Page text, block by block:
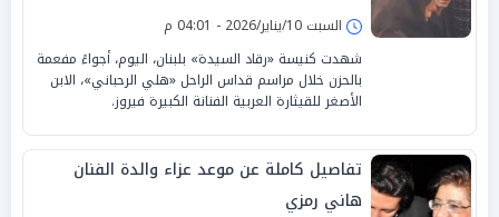
السبت 10/يناير/2026 - 04:01 م
شهدت كنيسة «رقاد السيدة» بلبنان، اليوم، أجواءً مفعمة
بالحزن خلال مراسم قداس الراحل «هلي الرحباني»، الابن
الأصغر للقيثارة العربية الفنانة الكبيرة فيروز.
تفاصيل كاملة عن موعد عزاء والدة الفنان
هاني رمزي